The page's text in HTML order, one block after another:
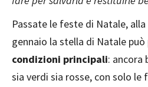
Passate le feste di Natale,
gennaio la stella di Natale
condizioni principali: ancora
sia verdi sia rosse, con solo le